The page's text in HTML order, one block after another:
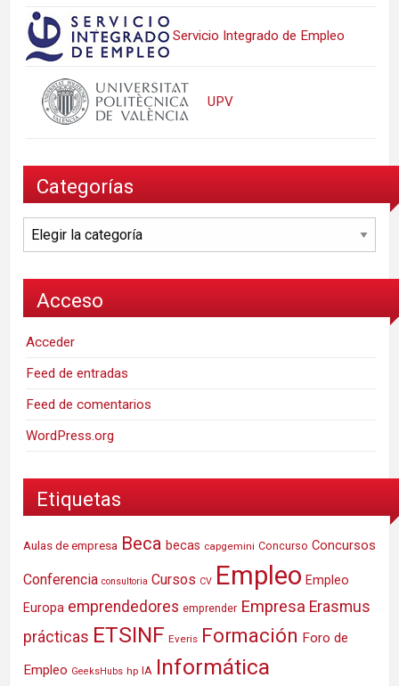
Servicio Integrado de Empleo
UPV
Categorías
Categorías
Acceso
Acceder
Feed de entradas
Feed de comentarios
WordPress.org
Etiquetas
Aulas de empresa Beca becas capgemini Concurso Concursos
Conferencia consultoria Cursos CV Empleo Empleo
Europa emprendedores emprender Empresa Erasmus
prácticas ETSINF Everis Formación Foro de
Empleo GeeksHubs hp IA Informática